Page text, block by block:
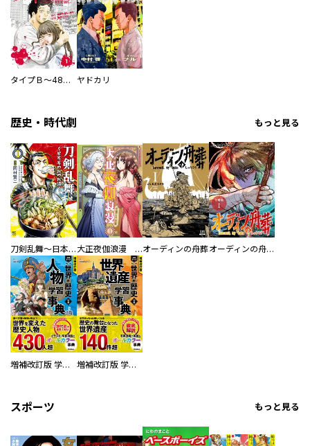
タイプＢ～48時間後、致死率100％～【単話】 ヤドカリ
歴史・時代劇 もっと見る
刀剣乱舞～日本号つれづれ酒～ 大正夜伽浪漫 －金曜日の花嫁—オーディンの舟葬 オーディンの舟葬 分冊版
増補改訂版 学研まんが NEW世界の歴史 別巻 人物学習事典 増補改訂版 学研まんが NEW世界の歴史 別巻 世界遺産学習事典
スポーツ もっと見る